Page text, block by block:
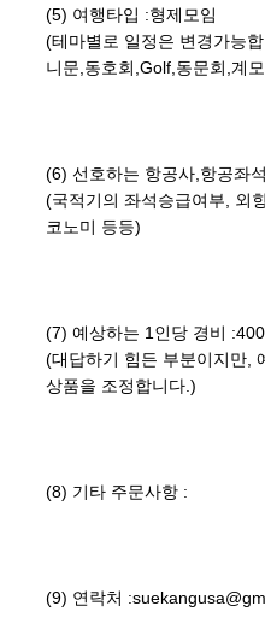
(5) 여행타입 :형제모임
(테마별로 일정은 변경가능
니문,동호회,Golf,동문회,계
(6) 선호하는 항공사,항공좌
(국적기의 좌석승급여부, 외
코노미 등등)
(7) 예상하는 1인당 경비
(대답하기 힘든 부분이지만,
상품을 조정합니다.)
(8) 기타 주문사항 :
(9) 연락처